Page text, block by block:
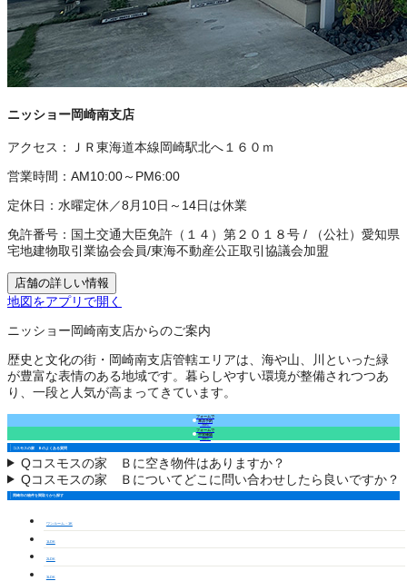
ニッショー岡崎南支店
アクセス：
ＪＲ東海道本線岡崎駅北へ１６０ｍ
営業時間： AM10:00～PM6:00
定休日： 水曜定休／8月10日～14日は休業
免許番号： 国土交通大臣免許（１４）第２０１８号 /
（公社）愛知県
宅地建物取引業協会会員/東海不動産公正取引協議会加盟
店舗の詳しい情報
地図をアプリで開く
ニッショー岡崎南支店からのご案内
歴史と文化の街・岡崎南支店管轄エリアは、海や山、川といった緑
が豊富な表情のある地域です。暮らしやすい環境が整備されつつあ
り、一段と人気が高まってきています。
フォームで
来店予約
（無料）
フォームで
空室確認
（無料）
コスモスの家 Ｂのよくある質問
Qコスモスの家 Ｂに空き物件はありますか？
Qコスモスの家 Ｂについてどこに問い合わせしたら良いですか？
岡崎市の物件を間取りから探す
ワンルーム・1K
1LDK
2LDK
3LDK